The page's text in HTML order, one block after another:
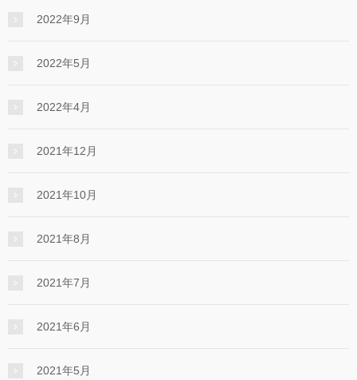
2022年9月
2022年5月
2022年4月
2021年12月
2021年10月
2021年8月
2021年7月
2021年6月
2021年5月